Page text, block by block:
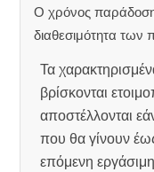
Ο χρόνος
διαθεσιμότητα των
Τα
βρίσκονται
αποστέλλονται
που θα γίνουν
επόμενη